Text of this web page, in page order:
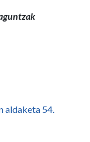
aldaketa 54.